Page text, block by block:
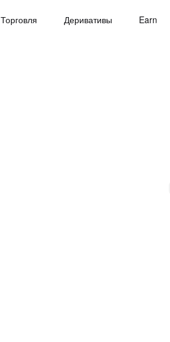
Торговля Деривативы Earn